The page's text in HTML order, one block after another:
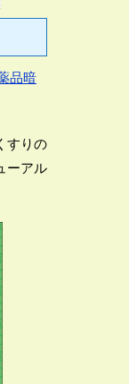
品暗
すりの
ーアル